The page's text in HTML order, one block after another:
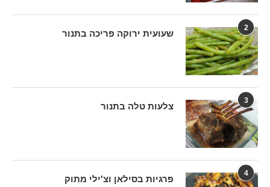
2
שעועית ירוקה פריכה בתנור
3
צלעות טלה בתנור
4
פרגיות בסילאן וצ'ילי מתוק